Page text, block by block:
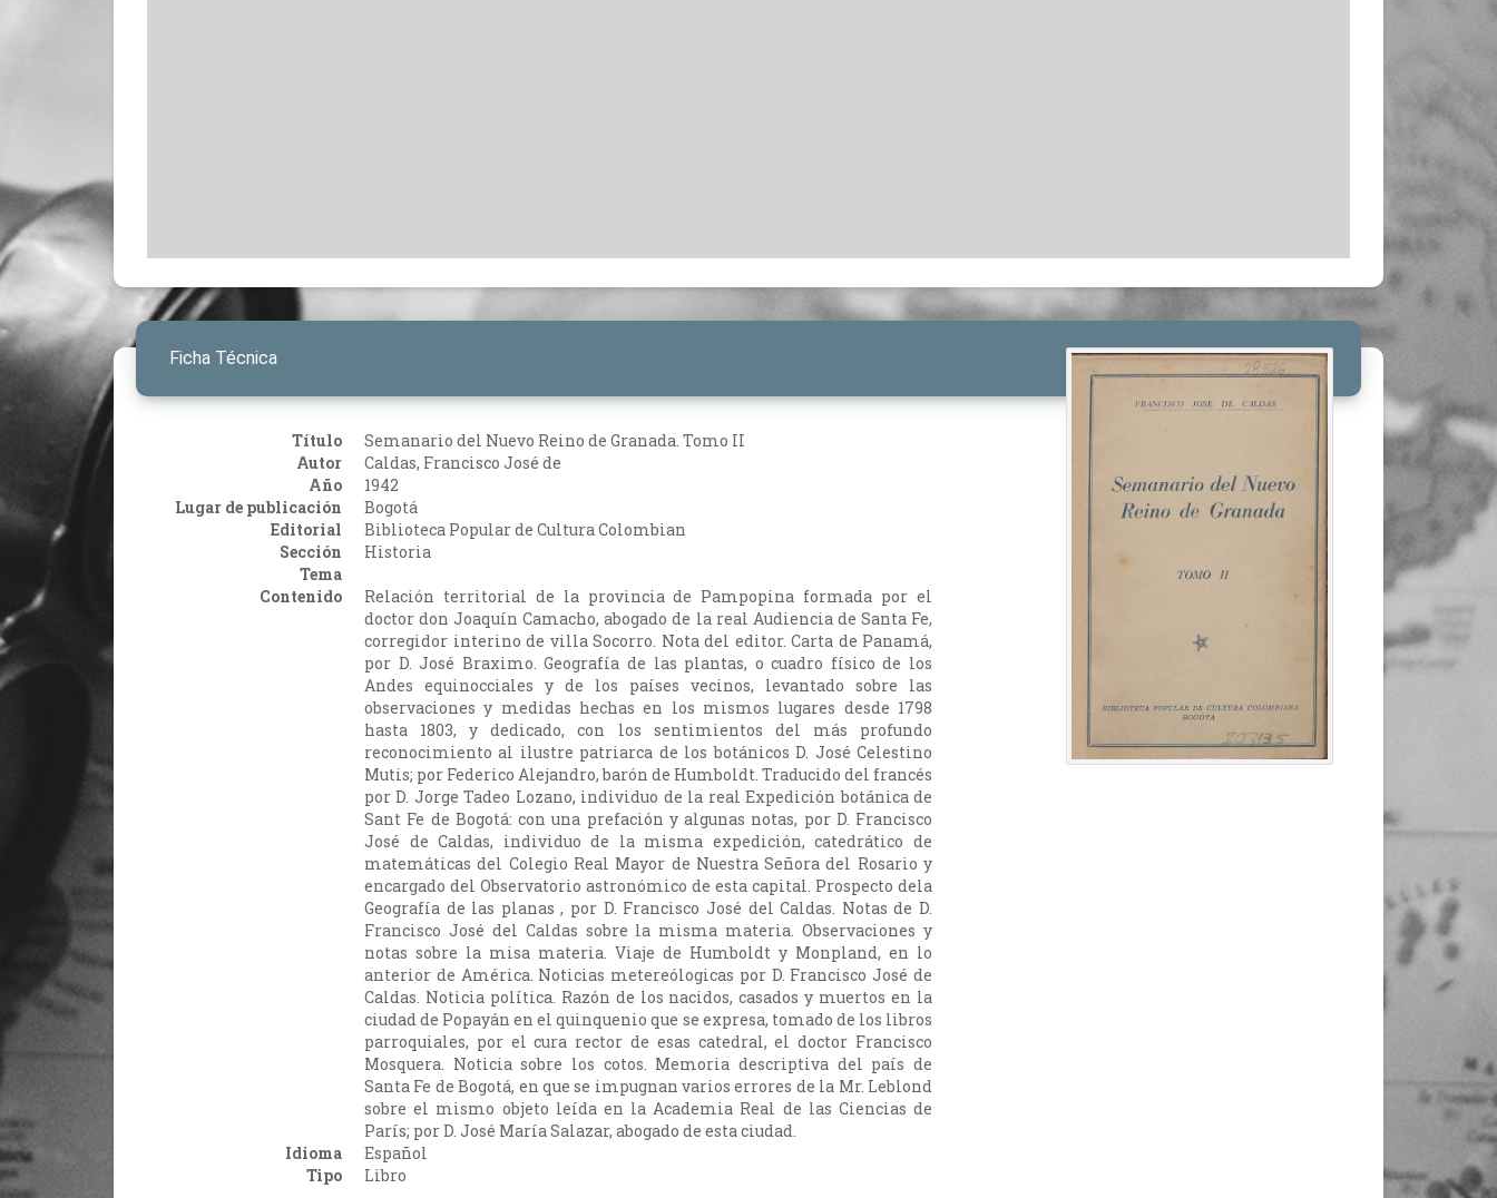
Ficha Técnica
Título
Semanario del Nuevo Reino de Granada. Tomo II
Autor
Caldas, Francisco José de
Año
1942
Lugar de publicación
Bogotá
Editorial
Biblioteca Popular de Cultura Colombian
Sección
Historia
Tema
Contenido
Relación territorial de la provincia de Pampopina formada por el
doctor don Joaquín Camacho, abogado de la real Audiencia de Santa Fe,
corregidor interino de villa Socorro. Nota del editor. Carta de Panamá,
por D. José Braximo. Geografía de las plantas, o cuadro físico de los
Andes equinocciales y de los países vecinos, levantado sobre las
observaciones y medidas hechas en los mismos lugares desde 1798
hasta 1803, y dedicado, con los sentimientos del más profundo
reconocimiento al ilustre patriarca de los botánicos D. José Celestino
Mutis; por Federico Alejandro, barón de Humboldt. Traducido del francés
por D. Jorge Tadeo Lozano, individuo de la real Expedición botánica de
Sant Fe de Bogotá: con una prefación y algunas notas, por D. Francisco
José de Caldas, individuo de la misma expedición, catedrático de
matemáticas del Colegio Real Mayor de Nuestra Señora del Rosario y
encargado del Observatorio astronómico de esta capital. Prospecto dela
Geografía de las planas , por D. Francisco José del Caldas. Notas de D.
Francisco José del Caldas sobre la misma materia. Observaciones y
notas sobre la misa materia. Viaje de Humboldt y Monpland, en lo
anterior de América. Noticias metereólogicas por D. Francisco José de
Caldas. Noticia política. Razón de los nacidos, casados y muertos en la
ciudad de Popayán en el quinquenio que se expresa, tomado de los libros
parroquiales, por el cura rector de esas catedral, el doctor Francisco
Mosquera. Noticia sobre los cotos. Memoria descriptiva del país de
Santa Fe de Bogotá, en que se impugnan varios errores de la Mr. Leblond
sobre el mismo objeto leída en la Academia Real de las Ciencias de
París; por D. José María Salazar, abogado de esta ciudad.
Idioma
Español
Tipo
Libro